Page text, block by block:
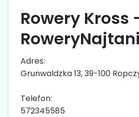
Rowery Kross
Adres:
Grunwaldzka 13, 39-100
Telefon:
572345585